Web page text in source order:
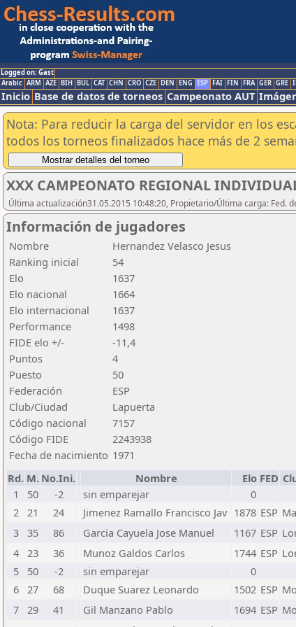
Logged on: Gast
Arabic ARM AZE BIH BUL CAT CHN CRO CZE DEN ENG ESP FAI FIN FRA GER GRE
Inicio Base de datos de torneos Campeonato AUT
Nota: Para reducir la carga del servidor en los
todos los torneos finalizados hace más de 2
XXX CAMPEONATO REGIONAL
Última actualización31.05.2015 10:48:20, Propietario/Última carga: Fed.
Información de jugadores
Nombre
Hernandez Velasco Jesus
Ranking inicial
54
Elo
1637
Elo nacional
1664
Elo internacional
1637
Performance
1498
FIDE elo +/-
-11,4
Puntos
4
Puesto
50
Federación
ESP
Club/Ciudad
Lapuerta
Código nacional
7157
Código FIDE
2243938
Fecha de nacimiento 1971
Rd. M. No.Ini. Nombre Elo FED
1
50 -2 sin emparejar 0
2 21 24 Jimenez Ramallo Francisco Jav 1878 ESP
3 35 86 Garcia Cayuela Jose Manuel 1167 ESP
4 23 36 Munoz Galdos Carlos 1744 ESP
5
50 -2 sin emparejar 0
6 27 68 Duque Suarez Leonardo 1502 ESP
7 29 41 Gil Manzano Pablo 1694 ESP